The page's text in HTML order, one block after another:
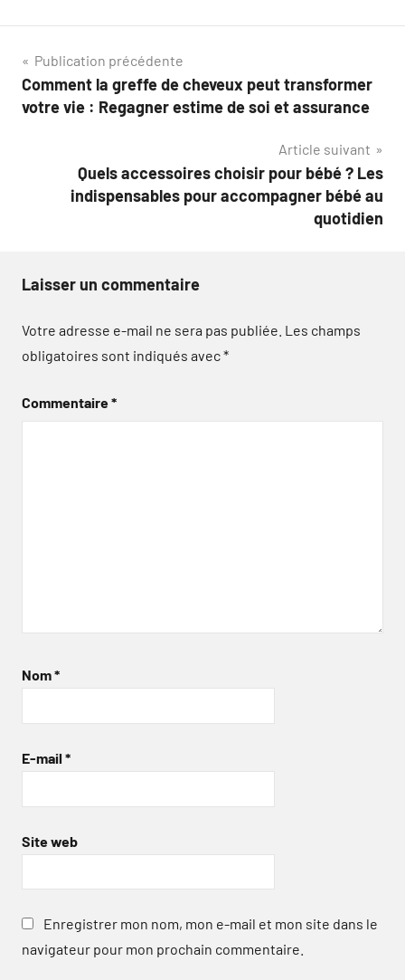
Navigation
de
Publication précédente
Comment la greffe de cheveux peut transformer
votre vie : Regagner estime de soi et assurance
Article suivant
Quels accessoires choisir pour bébé ? Les
indispensables pour accompagner bébé au
quotidien
Laisser un commentaire
Votre adresse e-mail ne sera pas publiée. Les champs
obligatoires sont indiqués avec*
Commentaire*
Nom*
E-mail *
Site web
Enregistrer mon nom, mon e-mail et mon site dans le
navigateur pour mon prochain commentaire.